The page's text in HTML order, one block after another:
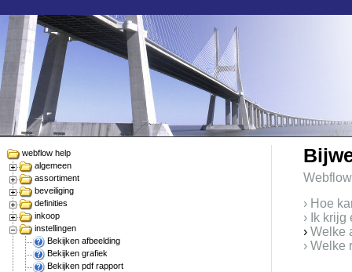
webflow help
algemeen
assortiment
beveiliging
definities
inkoop
instellingen
Bekijken afbeelding
Bekijken grafiek
Bekijken pdf rapport
Webflow
› Hoe
› Ik
› Welke
› Welke